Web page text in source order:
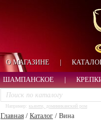
О МАГАЗИНЕ |
ШАМПАНСКОЕ
Например: кьянти, доминиканский ром
Главная / Каталог / Вина